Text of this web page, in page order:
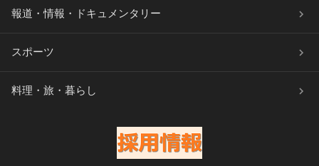
報道・情報・ドキュメンタリー
スポーツ
料理・旅・暮らし